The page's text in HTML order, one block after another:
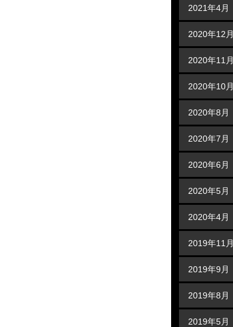
2021年4月
2020年12月
2020年11月
2020年10月
2020年8月
2020年7月
2020年6月
2020年5月
2020年4月
2019年11月
2019年9月
2019年8月
2019年5月